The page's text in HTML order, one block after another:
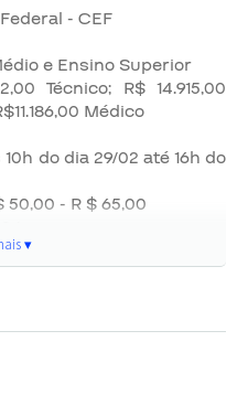
comunicação para se
idioma essencial para um
Entenda os conceitos
e Estatística
Compliance
uma conduta ética e
destacar na prova.
- CEF
e Ensino Superior
Técnico; R$ 14.915,00
Médico
10h do dia 29/02 até 16h do
50,00 - R $ 65,00
: 60 Técnico e 70 demais
(05 alternativas: "A", "B",
▾